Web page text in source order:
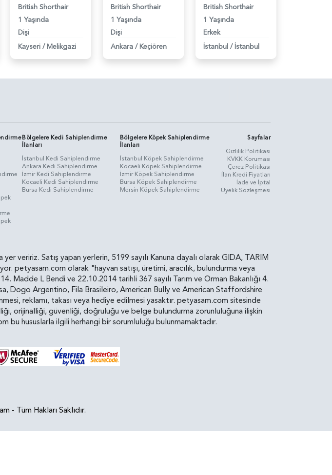
British Shorthair
1 Yaşında
Dişi
Kayseri / Melikgazi
British Shorthair
1 Yaşında
Dişi
Ankara / Keçiören
British Shorthair
1 Yaşında
Erkek
İstanbul / İstanbul
Bölgelere Kedi Sahiplendirme
İlanları
İstanbul Kedi Sahiplendirme
Ankara Kedi Sahiplendirme
İzmir Kedi Sahiplendirme
Kocaeli Kedi Sahiplendirme
Bursa Kedi Sahiplendirme
Bölgelere Köpek Sahiplendirme
İlanları
İstanbul Köpek Sahiplendirme
Kocaeli Köpek Sahiplendirme
İzmir Köpek Sahiplendirme
Bursa Köpek Sahiplendirme
Mersin Köpek Sahiplendirme
Sayfalar
Gizlilik Politikasi
KVKK Koruması
Çerez Politikası
İlan Kredi Fiyatları
İade ve İptal
Üyelik Sözleşmesi
veririz. Satış yapan yerlerin, 5199 sayılı Kanuna dayalı olarak GIDA, TARIM
petyasam.com olarak "hayvan satışı, üretimi, aracılık, bulundurma veya
Madde L Bendi ve 22.10.2014 tarihli 367 sayılı Tarım ve Orman Bakanlığı 4.
Dogo Argentino, Fila Brasileiro, American Bully ve American Staffordshire
reklamı, takası veya hediye edilmesi yasaktır. petyasam.com sitesinde
orijinalliği, güvenliği, doğruluğu ve belge bulundurma zorunluluğuna ilişkin
bu hususlarla ilgili herhangi bir sorumluluğu bulunmamaktadır.
- Tüm Hakları Saklıdır.